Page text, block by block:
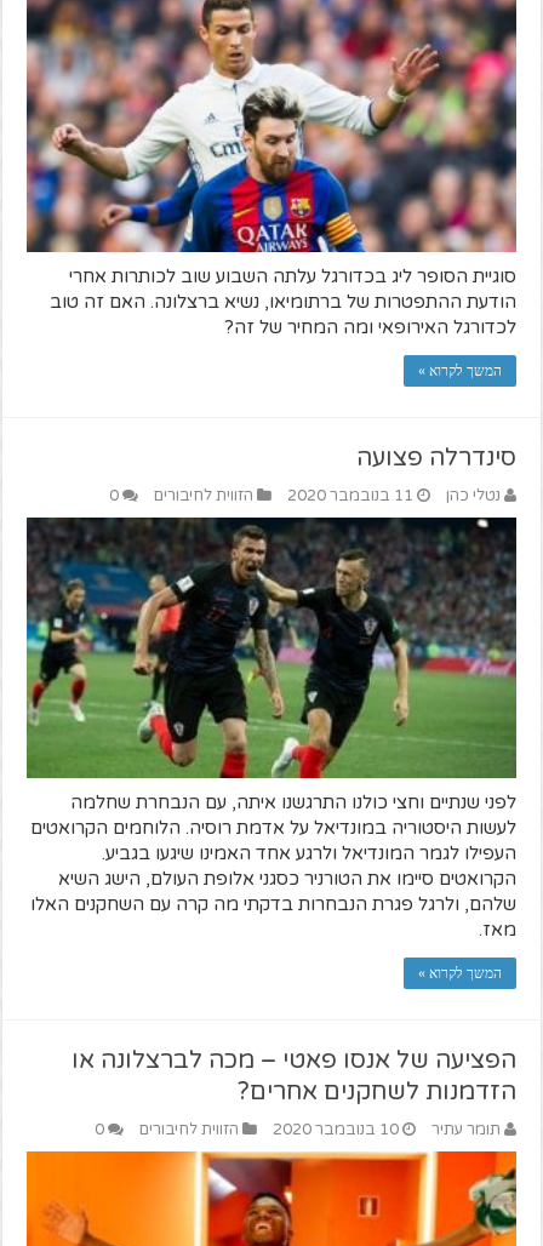
סוגיית הסופר ליג בכדורגל עלתה השבוע שוב לכותרות אחרי
הודעת ההתפטרות של ברתומיאו, נשיא ברצלונה. האם זה טוב
לכדורגל האירופאי ומה המחיר של זה?
המשך לקרוא »
סינדרלה פצועה
נטלי כהן 11 בנובמבר 2020 הזווית לחיבורים 0
לפני שנתיים וחצי כולנו התרגשנו איתה, עם הנבחרת שחלמה
לעשות היסטוריה במונדיאל על אדמת רוסיה. הלוחמים הקרואטים
העפילו לגמר המונדיאל ולרגע אחד האמינו שיגעו בגביע.
הקרואטים סיימו את הטורניר כסגני אלופת העולם, הישג השיא
שלהם, ולרגל פגרת הנבחרות בדקתי מה קרה עם השחקנים האלו
מאז.
המשך לקרוא »
הפציעה של אנסו פאטי – מכה לברצלונה או
הזדמנות לשחקנים אחרים?
תומר עתיר 10 בנובמבר 2020 הזווית לחיבורים 0